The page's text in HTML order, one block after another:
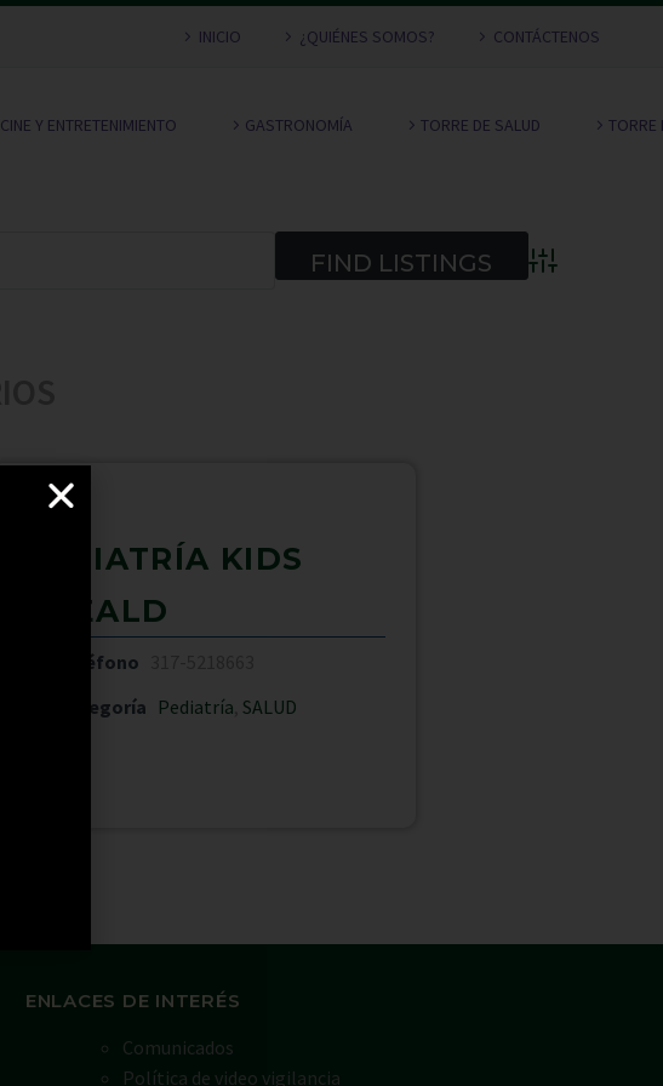
INICIO ¿QUIÉNES SOMOS? CONTÁCTENOS
CINE Y ENTRETENIMIENTO GASTRONOMÍA TORRE DE SALUD TORRE
Advanced Search
PEDIATRÍA KIDS
DHEALD
Teléfono
Categoría Pediatría SALUD
ENLACES DE INTERÉS
Comunicados
Política de video vigilancia